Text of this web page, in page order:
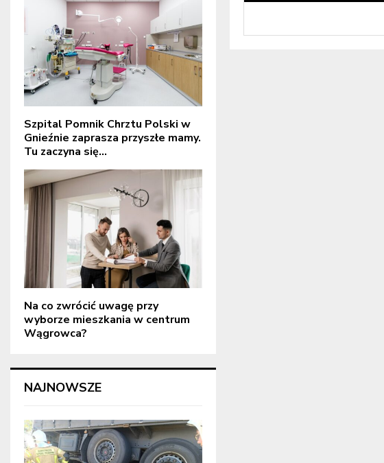
Szpital Pomnik Chrztu Polski w
Gnieźnie zaprasza przyszłe mamy.
Tu zaczyna się...
Na co zwrócić uwagę przy
wyborze mieszkania w centrum
Wągrowca?
NAJNOWSZE